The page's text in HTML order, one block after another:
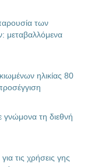
των
μεταβαλλόμενα
ηλικίας 80
γνώμονα τη διεθνή
τις χρήσεις γης